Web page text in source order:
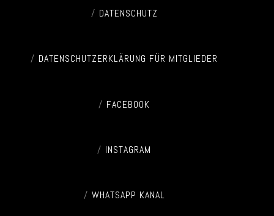
DATENSCHUTZ
DATENSCHUTZERKLÄRUNG FÜR MITGLIEDER
FACEBOOK
INSTAGRAM
WHATSAPP KANAL